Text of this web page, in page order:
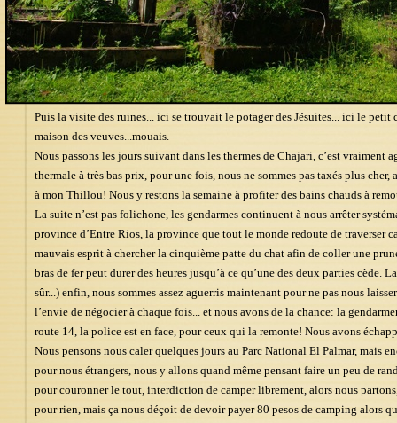
Puis la visite des ruines... ici se trouvait le potager des Jésuites... ici le
maison des veuves...mouais.
Nous passons les jours suivant dans les thermes de Chajari, c’est vraiment
thermale à très bas prix, pour une fois, nous ne sommes pas taxés plus
à mon Thillou! Nous y restons la semaine à profiter des bains chauds à
La suite n’est pas folichone, les gendarmes continuent à nous arrêter
province d’Entre Rios, la province que tout le monde redoute de traverser
mauvais esprit à chercher la cinquième patte du chat afin de coller une
bras de fer peut durer des heures jusqu’à ce qu’une des deux parties
sûr...) enfin, nous sommes assez aguerris maintenant pour ne pas nous
l’envie de négocier à chaque fois... et nous avons de la chance: la
route 14, la police est en face, pour ceux qui la remonte! Nous avons
Nous pensons nous caler quelques jours au Parc National El Palmar, mais
pour nous étrangers, nous y allons quand même pensant faire un peu de
pour couronner le tout, interdiction de camper librement, alors nous
pour rien, mais ça nous déçoit de devoir payer 80 pesos de camping alors